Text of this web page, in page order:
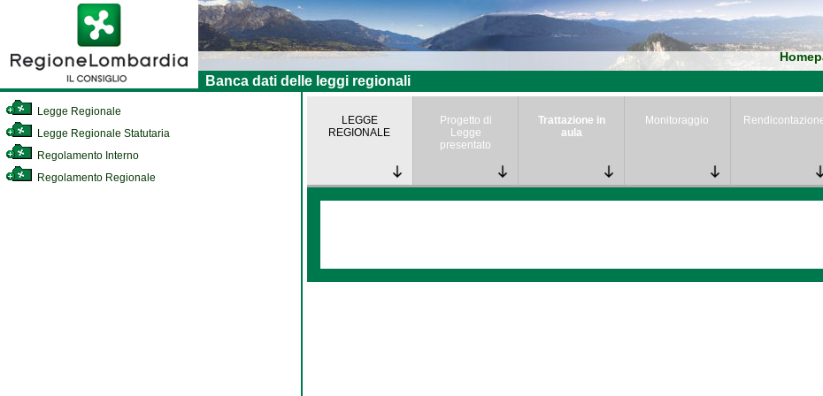
Banca dati delle leggi regionali
Legge Regionale
Legge Regionale Statutaria
Regolamento Interno
Regolamento Regionale
LEGGE
REGIONALE
Progetto di
Legge
presentato
Trattazione in
aula
Monitoraggio